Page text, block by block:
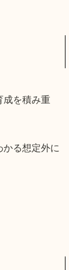
成を積み重
る想定外に